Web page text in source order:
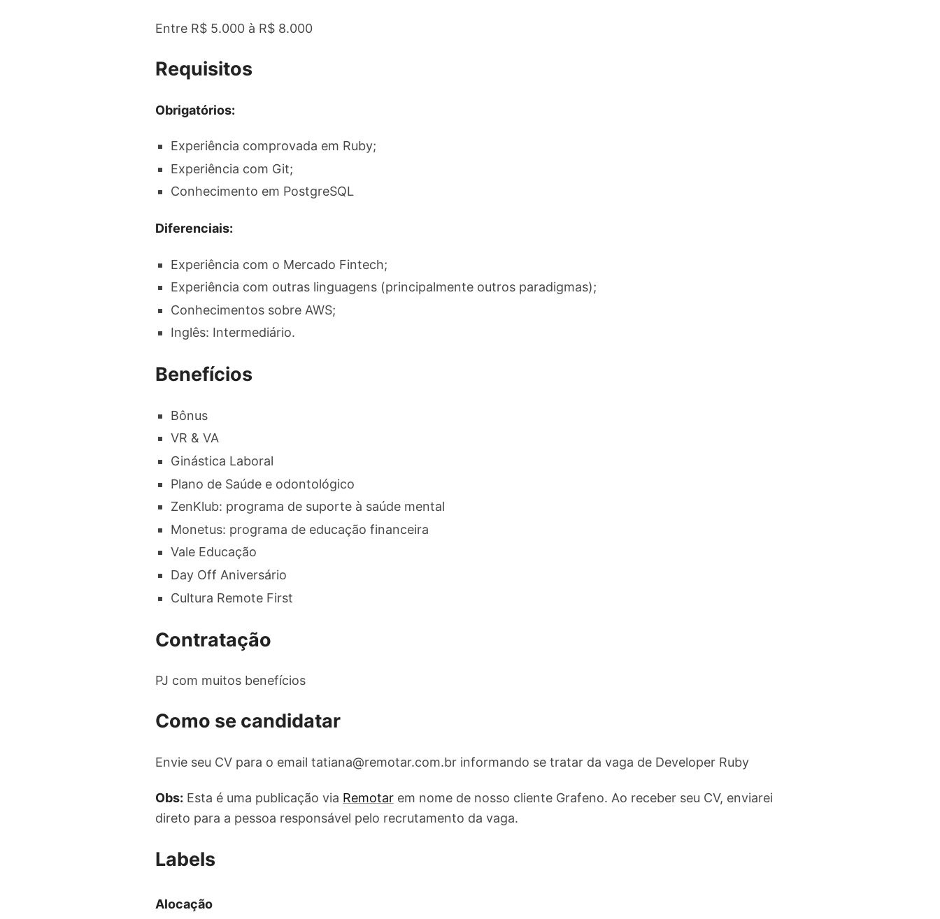
Entre R$ 5.000 à R$ 8.000
Requisitos
Obrigatórios:
Experiência comprovada em Ruby;
Experiência com Git;
Conhecimento em PostgreSQL
Diferenciais:
Experiência com o Mercado Fintech;
Experiência com outras linguagens (principalmente outros paradigmas);
Conhecimentos sobre AWS;
Inglês: Intermediário.
Benefícios
Bônus
VR & VA
Ginástica Laboral
Plano de Saúde e odontológico
ZenKlub: programa de suporte à saúde mental
Monetus: programa de educação financeira
Vale Educação
Day Off Aniversário
Cultura Remote First
Contratação
PJ com muitos benefícios
Como se candidatar
Envie seu CV para o email tatiana@remotar.com.br informando se tratar da vaga de Developer Ruby
Obs: Esta é uma publicação via Remotar em nome de nosso cliente Grafeno. Ao receber seu CV, enviarei
direto para a pessoa responsável pelo recrutamento da vaga.
Labels
Alocação